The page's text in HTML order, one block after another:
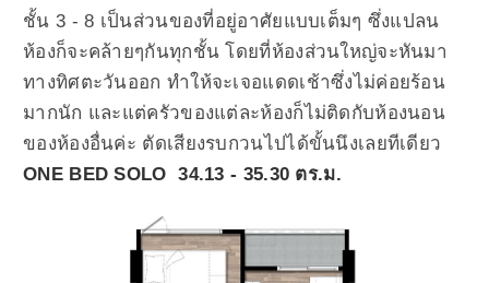
ชั้น 3 - 8 เป็นส่วนของที่อยู่อาศัยแบบเต็มๆ ซึ่งแปลน
ห้องก็จะคล้ายๆกันทุกชั้น โดยที่ห้องส่วนใหญ่จะหันมา
ทางทิศตะวันออก ทำให้จะเจอแดดเช้าซึ่งไม่ค่อยร้อน
มากนัก และแต่ครัวของแต่ละห้องก็ไม่ติดกับห้องนอน
ของห้องอื่นค่ะ ตัดเสียงรบกวนไปได้ขั้นนึงเลยทีเดียว
ONE BED SOLO 34.13 - 35.30 ตร.ม.